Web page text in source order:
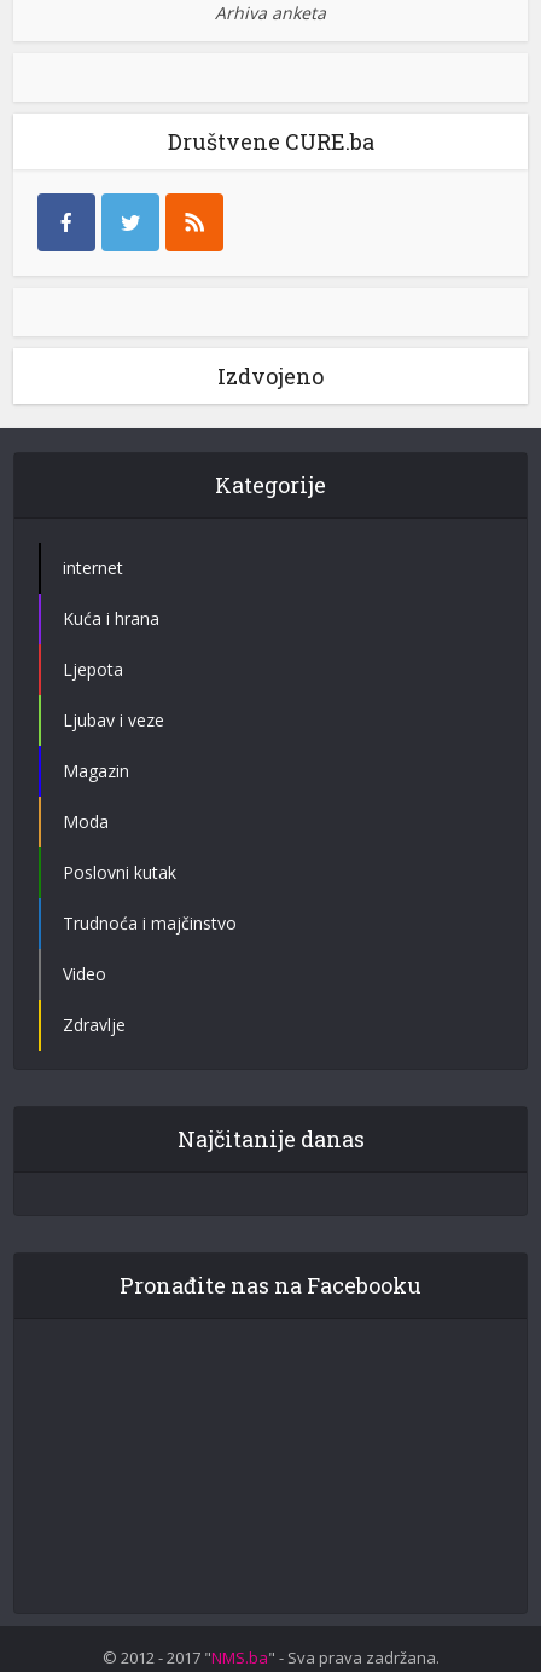
Arhiva anketa
Društvene CURE.ba
Izdvojeno
Kategorije
internet
Kuća i hrana
Ljepota
Ljubav i veze
Magazin
Moda
Poslovni kutak
Trudnoća i majčinstvo
Video
Zdravlje
Najčitanije danas
Pronađite nas na Facebooku
© 2012 - 2017 "NMS.ba" - Sva prava zadržana.